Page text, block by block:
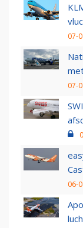
07-
07-
06-